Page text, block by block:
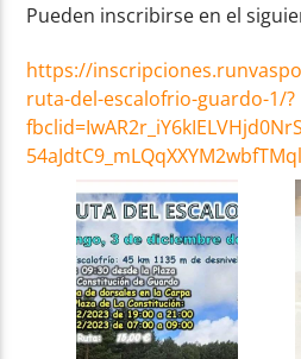
Pueden inscribirse en el
https://
ruta-del-escalofrio-guardo-1/?